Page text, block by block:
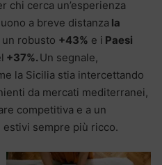
chi cerca un’esperienza
a breve distanza la
robusto +43% e i Paesi
+37%. Un segnale,
la Sicilia stia intercettando
da mercati mediterranei,
competitiva e a un
sempre più ricco.